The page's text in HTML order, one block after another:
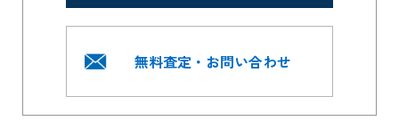
無料査定・お問い合わせ